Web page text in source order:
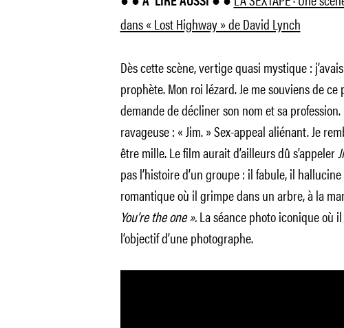
dans « Lost Highway » de David Lynch
Dès cette scène, vertige quasi mystique :
prophète. Mon roi lézard. Je me souviens de
demande de décliner son nom et sa
ravageuse : « Jim. » Sex-appeal aliénant. Je
être mille. Le film aurait d’ailleurs dû s’appeler
pas l’histoire d’un groupe : il fabule, il
romantique où il grimpe dans un arbre, à la
You’re the one ».La séance photo iconique où
l’objectif d’une photographe.